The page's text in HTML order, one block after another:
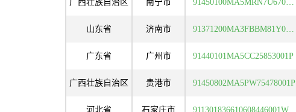
广西壮族自治区 南宁市 91450100MA5MRN7U67001V
山东省 济南市 91371200MA3FBBM81Y002V
广东省 广州市 91440101MA5CC25853001P
广西壮族自治区 贵港市 91450802MA5PW75478001P
河北省 石家庄市 911301836610608446001W